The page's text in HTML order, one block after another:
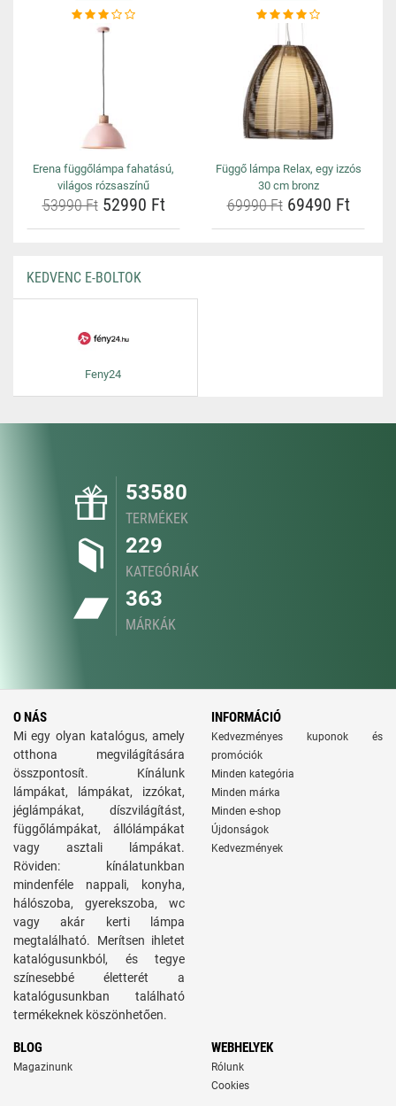
Erena függőlámpa fahatású,
világos rózsaszínű
53990 Ft52990 Ft
Függő lámpa Relax, egy izzós
30 cm bronz
69990 Ft69490 Ft
KEDVENC E-BOLTOK
Feny24
53580
TERMÉKEK
229
KATEGÓRIÁK
363
MÁRKÁK
O NÁS
Mi egy olyan katalógus, amely
otthona megvilágítására
összpontosít. Kínálunk
lámpákat, lámpákat, izzókat,
jéglámpákat, díszvilágítást,
függőlámpákat, állólámpákat
vagy asztali lámpákat.
Röviden: kínálatunkban
mindenféle nappali, konyha,
hálószoba, gyerekszoba, wc
vagy akár kerti lámpa
megtalálható. Merítsen ihletet
katalógusunkból, és tegye
színesebbé életterét a
katalógusunkban található
termékeknek köszönhetően.
INFORMÁCIÓ
Kedvezményes kuponok és
promóciók
Minden kategória
Minden márka
Minden e-shop
Újdonságok
Kedvezmények
BLOG
Magazinunk
WEBHELYEK
Rólunk
Cookies